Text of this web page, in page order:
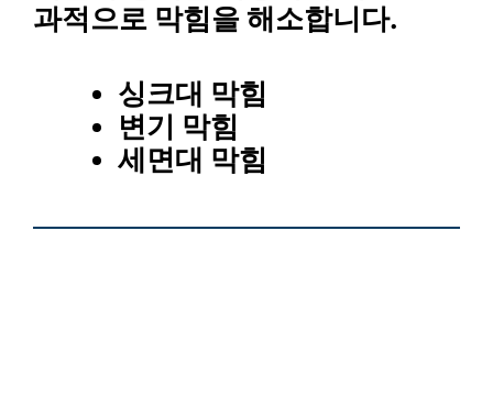
과적으로 막힘을 해소합니다.
싱크대 막힘
변기 막힘
세면대 막힘